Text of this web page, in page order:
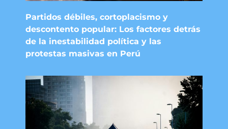
Partidos débiles, cortoplacismo y
descontento popular: Los factores detrás
de la inestabilidad política y las
protestas masivas en Perú